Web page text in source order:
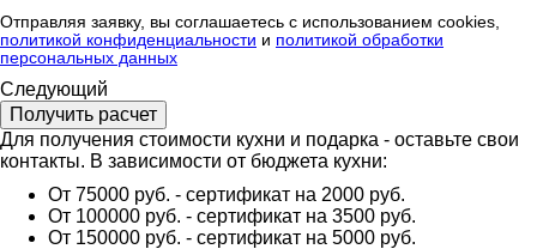
Отправляя заявку, вы соглашаетесь с использованием cookies,
политикой конфиденциальности и политикой обработки
персональных данных
Следующий
Для получения стоимости кухни и подарка - оставьте свои
контакты. В зависимости от бюджета кухни:
От 75000 руб. - сертификат на 2000 руб.
От 100000 руб. - сертификат на 3500 руб.
От 150000 руб. - сертификат на 5000 руб.